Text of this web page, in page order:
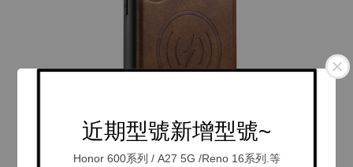
近期型號新增型號~
Honor 600系列 / A27 5G /Reno 16系列.等